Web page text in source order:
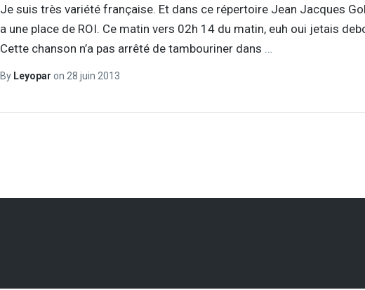
Je suis très variété française. Et dans ce répertoire Jean Jacques
a une place de ROI. Ce matin vers 02h 14 du matin, euh oui jetais
Cette chanson n’a pas arrêté de tambouriner dans …
By Leyopar on 28 juin 2013